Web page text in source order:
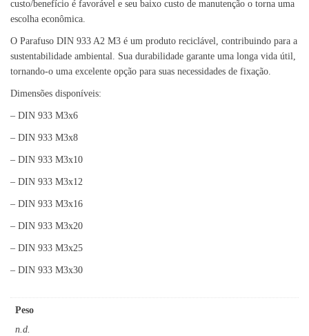
custo/benefício é favorável e seu baixo custo de manutenção o torna uma
escolha econômica.
O Parafuso DIN 933 A2 M3 é um produto reciclável, contribuindo para a
sustentabilidade ambiental. Sua durabilidade garante uma longa vida útil,
tornando-o uma excelente opção para suas necessidades de fixação.
Dimensões disponíveis:
– DIN 933 M3x6
– DIN 933 M3x8
– DIN 933 M3x10
– DIN 933 M3x12
– DIN 933 M3x16
– DIN 933 M3x20
– DIN 933 M3x25
– DIN 933 M3x30
Peso
n.d.